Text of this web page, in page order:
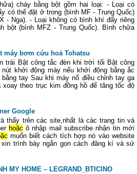
cháy bằng bột gồm hai loại: - Loại có
có thể đặt ở trong (bình MF - Trung Quốc)
- Nga). - Loại không có bình khí đẩy riêng
bột (bình MFZ - Trung Quốc). Bình chữa
máy bơm cứu hoả Tohatsu
trái Bật công tắc đèn khi trời tối Bật công
khởi động máy nếu khởi động bằng ắc
tay Sau khi máy nổ điều chỉnh tay ga
theo trục kim đồng hồ để tăng tốc độ
Google
thấy trên các site,nhất là các trang tin và
hoặc ô nhập mail subscribe nhận tin mới
muốn biết cách tích hợp nó vào website
trình bày ngắn gọn cách đăng kí và sử
MY HOME – LEGRAND_BTICINO